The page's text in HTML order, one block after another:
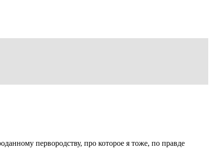
первородству, про которое я тоже, по правде